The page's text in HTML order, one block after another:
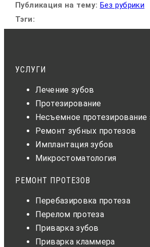
Публикация на тему: Без рубрики
Тэги:
УСЛУГИ
Лечение зубов
Протезирование
Несъемное протезирование
Ремонт зубных протезов
Имплантация зубов
Микростоматология
РЕМОНТ ПРОТЕЗОВ
Перебазировка протеза
Перелом протеза
Приварка зубов
Приварка кламмера